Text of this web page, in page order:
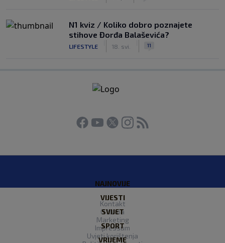
N1 kviz / Koliko dobro poznajete
stihove Đorđa Balaševića?
LIFESTYLE 18. svi. 11
NAJNOVIJE
VIJESTI
SVIJET
SPORT
VRIJEME
Kontakt
O Nama
Marketing
Impressum
Uvjeti korištenja